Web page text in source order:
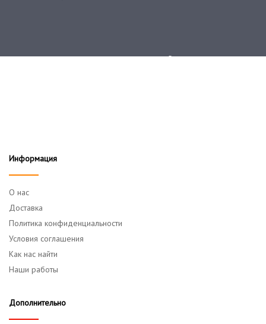
Скачать приложение для
Информация
О нас
Доставка
Политика конфиденциальности
Условия соглашения
Как нас найти
Наши работы
Дополнительно